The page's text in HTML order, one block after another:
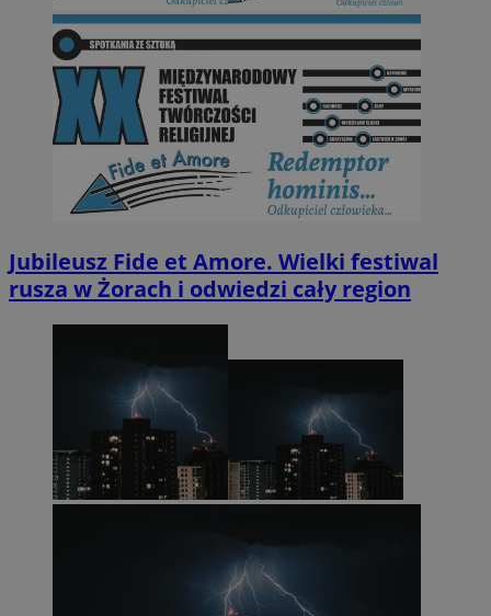
Jubileusz Fide et Amore. Wielki festiwal
rusza w Żorach i odwiedzi cały region